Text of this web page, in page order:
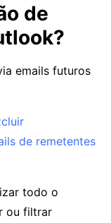
de
emails futuros
de remetentes
todo o
ou filtrar